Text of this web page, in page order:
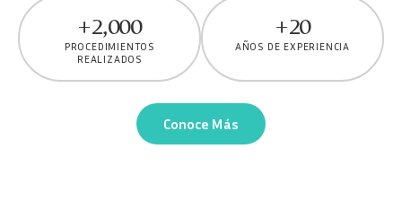
+2,000
PROCEDIMIENTOS
REALIZADOS
+20
AÑOS DE EXPERIENCIA
Conoce Más